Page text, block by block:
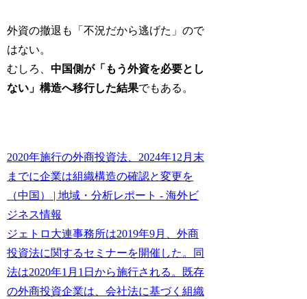
外資の撤退も「不況だから逃げた」ので
はない。
むしろ、中国側が「もう外資を必要とし
ない」構造へ移行した結果でもある。
2020年施行の外商投資法、2024年12月末
までに企業は組織構造の確認と変更を
（中国） | 地域・分析レポート - 海外ビ
ジネス情報
ジェトロ大連事務所は2019年9月、外商
投資法に関するセミナーを開催した。同
法は2020年1月1日から施行される。既存
の外商投資企業は、会社法に基づく組織